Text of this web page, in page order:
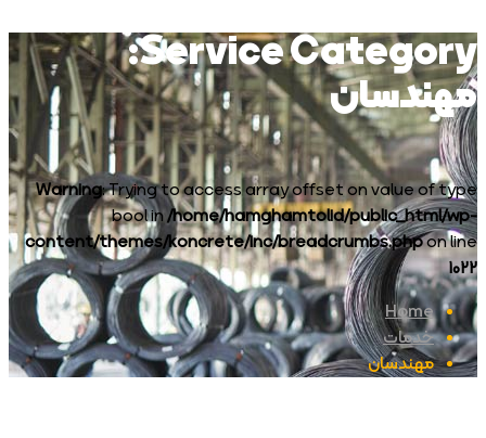
Service Category:
مهندسان
Warning: Trying to access array offset on value of type
bool in/home/hamghamtolid/public_html/wp-
content/themes/koncrete/inc/breadcrumbs.phpon line
1022
Home
خدمات
مهندسان